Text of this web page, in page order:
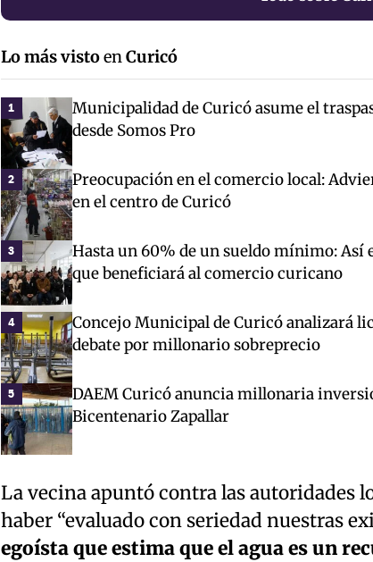
Lo más vistoenCuricó
1
Municipalidad de Curicó asume el
desde Somos Pro
2
Preocupación en el comercio local:
en el centro de Curicó
3
Hasta un 60% de un sueldo mínimo: Así
que beneficiará al comercio curicano
4
Concejo Municipal de Curicó analizará
debate por millonario sobreprecio
5
DAEM Curicó anuncia millonaria
Bicentenario Zapallar
La vecina apuntó contra las autoridades
haber “evaluado con seriedad nuestras
egoísta que estima que el agua es un